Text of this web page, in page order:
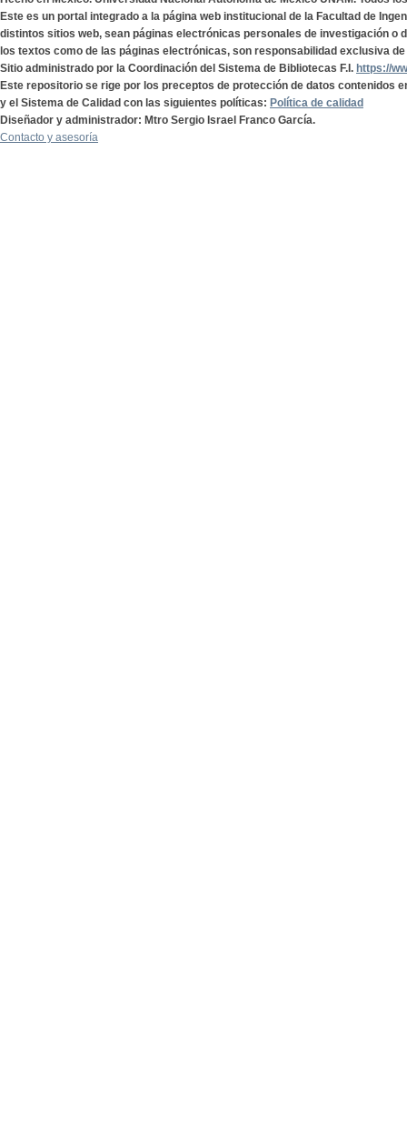
Este es un portal integrado a la página web institucional de la Facultad de
distintos sitios web, sean páginas electrónicas personales de investigación o
los textos como de las páginas electrónicas, son responsabilidad exclusiva
Sitio administrado por la Coordinación del Sistema de Bibliotecas F.I. https://
Este repositorio se rige por los preceptos de protección de datos contenidos
y el Sistema de Calidad con las siguientes políticas: Política de calidad
Diseñador y administrador: Mtro Sergio Israel Franco García.
Contacto y asesoría